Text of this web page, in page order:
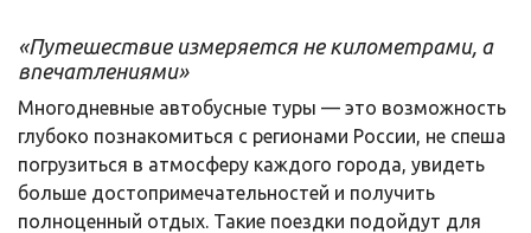
«Путешествие измеряется не километрами, а
впечатлениями»
Многодневные автобусные туры — это возможность
глубоко познакомиться с регионами России, не спеша
погрузиться в атмосферу каждого города, увидеть
больше достопримечательностей и получить
полноценный отдых. Такие поездки подойдут для